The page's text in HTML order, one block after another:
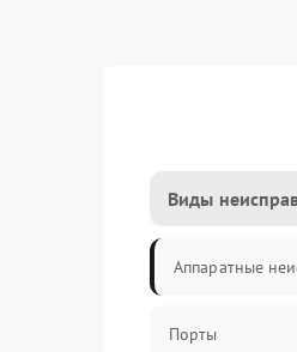
Виды
Аппаратные
Порты